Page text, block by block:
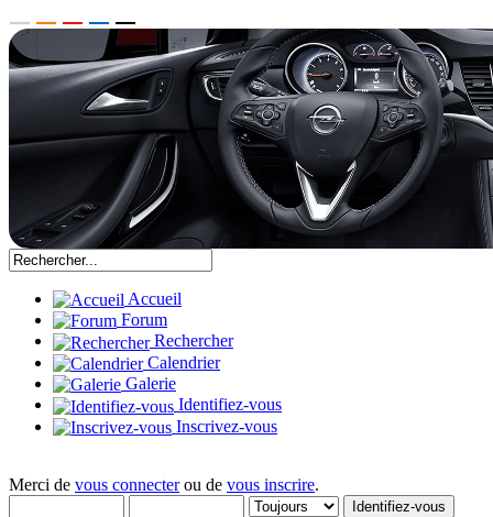
Accueil
Forum
Rechercher
Calendrier
Galerie
Identifiez-vous
Inscrivez-vous
Merci de vous connecterou de vous inscrire.